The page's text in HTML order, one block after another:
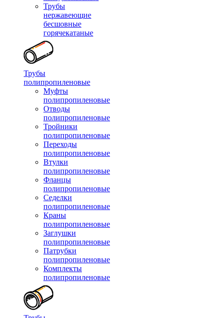
Трубы
нержавеющие
бесшовные
горячекатаные
Трубы
полипропиленовые
Муфты
полипропиленовые
Отводы
полипропиленовые
Тройники
полипропиленовые
Переходы
полипропиленовые
Втулки
полипропиленовые
Фланцы
полипропиленовые
Седелки
полипропиленовые
Краны
полипропиленовые
Заглушки
полипропиленовые
Патрубки
полипропиленовые
Комплекты
полипропиленовые